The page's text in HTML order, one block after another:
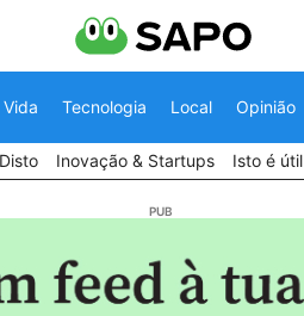
Vida Tecnologia Local Opinião
Inovação & Startups Isto é útil